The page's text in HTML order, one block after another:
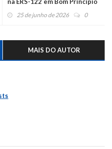
na ERS-122 em Bom Princípio
25 de junho de 2026 0
MAIS DO AUTOR